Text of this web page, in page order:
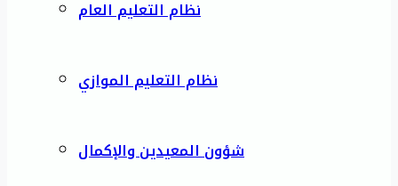
نظام التعليم العام
نظام التعليم الموازي
شؤون المعيدين والإكمال